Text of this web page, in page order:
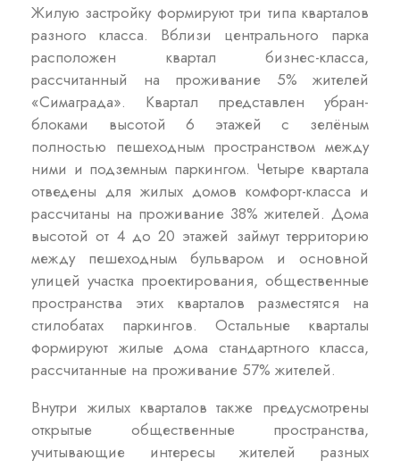
Жилую застройку формируют три типа кварталов
разного класса. Вблизи центрального парка
расположен квартал бизнес-класса,
рассчитанный на проживание 5% жителей
«Симаграда». Квартал представлен убран-
блоками высотой 6 этажей с зелёным
полностью пешеходным пространством между
ними и подземным паркингом. Четыре квартала
отведены для жилых домов комфорт-класса и
рассчитаны на проживание 38% жителей. Дома
высотой от 4 до 20 этажей займут территорию
между пешеходным бульваром и основной
улицей участка проектирования, общественные
пространства этих кварталов разместятся на
стилобатах паркингов. Остальные кварталы
формируют жилые дома стандартного класса,
рассчитанные на проживание 57% жителей.
Внутри жилых кварталов также предусмотрены
открытые общественные пространства,
учитывающие интересы жителей разных